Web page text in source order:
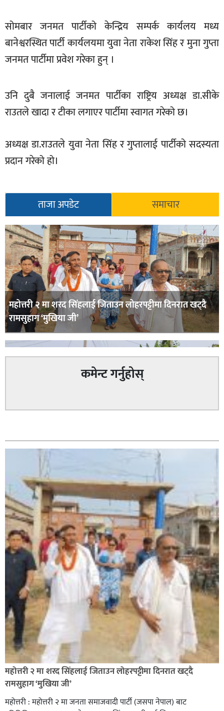
अर्थ
खेलकुद
फोटो
/
भिडियो
समाज
विचार
स्वास्थ्य
सोमबार जनमत पार्टीको केन्द्रिय सम्पर्क कार्यलय मध्य
बानेश्वरस्थित पार्टी कार्यलयमा युवा नेता राकेश सिंह र मुना गुप्ता
जनमत पार्टीमा प्रवेश गरेका हुन् ।
उनि दुबै जनालाई जनमत पार्टीका राष्ट्रिय अध्यक्ष डा.सीके
राउतले खादा र टीका लगाएर पार्टीमा स्वागत गरेको छ।
अध्यक्ष डा.राउतले युवा नेता सिंह र गुप्तालाई पार्टीको सदस्यता
प्रदान गरेको हो।
ताजा अपडेट समाचार
महोत्तरी २ मा शरद सिंहलाई जिताउन लोहरपट्टीमा दिनरात खट्दै
रामसुहाग ‘मुखिया जी’
सिराहा-२ मा संजय यादव भिड्ने !
रक्तदान सेवामा जिल्लामै दोस्रो स्थान ल्याएकोमा जनमत नेताद्वय
रेडक्रस सिराहा द्वारा सम्मानित
कमेन्ट गर्नुहोस्
महोत्तरी २ मा शरद सिंहलाई जिताउन लोहरपट्टीमा दिनरात खट्दै
रामसुहाग ‘मुखिया जी’
महोत्तरी : महोत्तरी २ मा जनता समाजवादी पार्टी (जसपा नेपाल) बाट